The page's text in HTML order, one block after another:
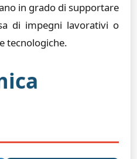
in grado di supportare
di impegni lavorativi o
tecnologiche.